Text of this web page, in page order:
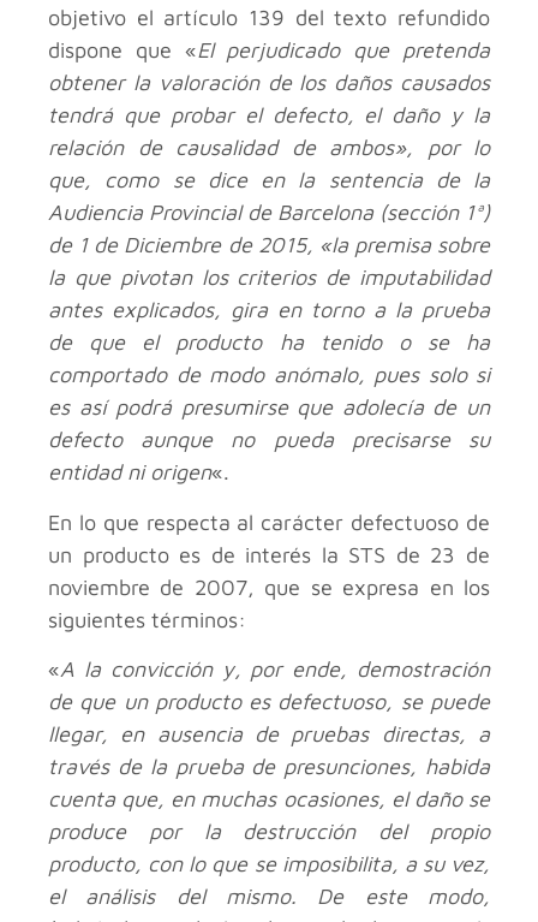
objetivo el artículo 139 del texto refundido
dispone que «El perjudicado que pretenda
obtener la valoración de los daños causados
tendrá que probar el defecto, el daño y la
relación de causalidad de ambos», por lo
que, como se dice en la sentencia de la
Audiencia Provincial de Barcelona (sección 1ª)
de 1 de Diciembre de 2015, «la premisa sobre
la que pivotan los criterios de imputabilidad
antes explicados, gira en torno a la prueba
de que el producto ha tenido o se ha
comportado de modo anómalo, pues solo si
es así podrá presumirse que adolecía de un
defecto aunque no pueda precisarse su
entidad ni origen«.
En lo que respecta al carácter defectuoso de
un producto es de interés la STS de 23 de
noviembre de 2007, que se expresa en los
siguientes términos:
«A la convicción y, por ende, demostración
de que un producto es defectuoso, se puede
llegar, en ausencia de pruebas directas, a
través de la prueba de presunciones, habida
cuenta que, en muchas ocasiones, el daño se
produce por la destrucción del propio
producto, con lo que se imposibilita, a su vez,
el análisis del mismo. De este modo,